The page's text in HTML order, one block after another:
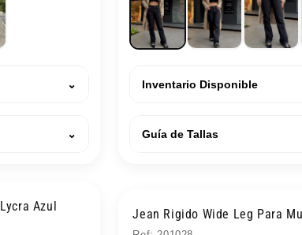
⌄
⌄
Inventario Disponible
Guía de Tallas
Azul
Jean Rigido Wide Leg Para